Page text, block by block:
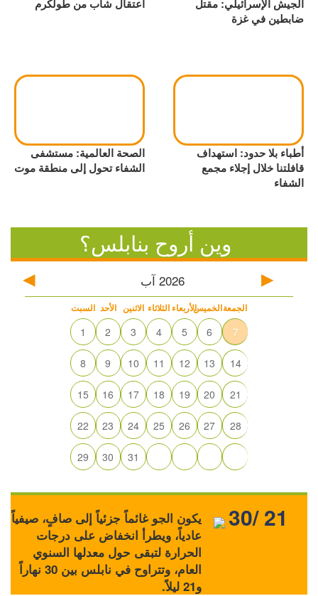
الجيش الإسرائيلي: مقتل
ضابطين في غزة
اعتقال شاب من طولكرم
أطباء بلا حدود: استهداف
قافلتنا خلال إجلاء مجمع
الشفاء
الصحة العالمية: مستشفى
الشفاء تحول إلى منطقة موت
وين أروح بنابلس؟
2026 آب
السبت الأحد الاثنين الثلاثاء الأربعاءالخميسالجمعة
1 2 3 4 5 6 7
8 9 10 11 12 13 14
15 16 17 18 19 20 21
22 23 24 25 26 27 28
29 30 31
يكون الجو غائماً جزئياً إلى صافٍ، صيفياً
عادياً، ويطرأ انخفاض على درجات
الحرارة لتبقى حول معدلها السنوي
العام، وتتراوح في نابلس بين 30 نهاراً
و21 ليلاً.
30/ 21